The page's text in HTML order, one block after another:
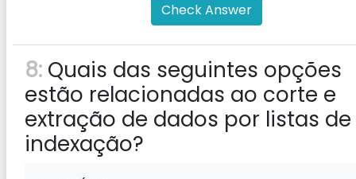
Check Answer
8: Quais das seguintes opções
estão relacionadas ao corte e
extração de dados por listas de
indexação?